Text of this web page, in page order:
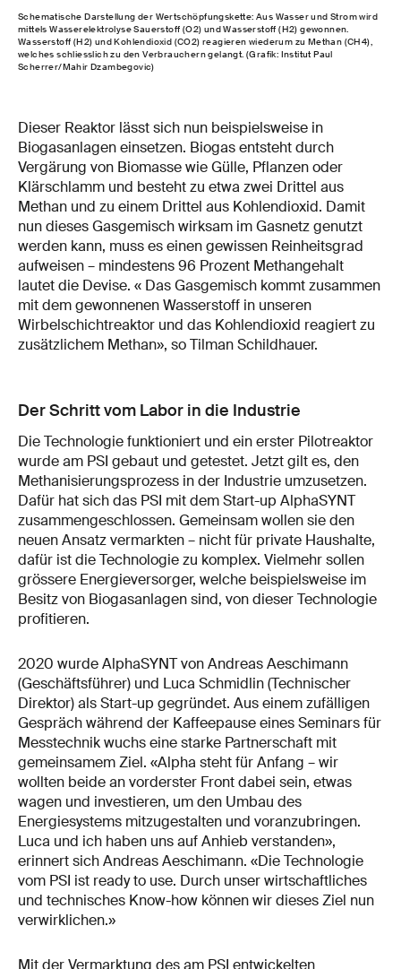
Schematische Darstellung der Wertschöpfungskette: Aus Wasser und Strom wird
mittels Wasserelektrolyse Sauerstoff (O2) und Wasserstoff (H2) gewonnen.
Wasserstoff (H2) und Kohlendioxid (CO2) reagieren wiederum zu Methan (CH4),
welches schliesslich zu den Verbrauchern gelangt. (Grafik: Institut Paul
Scherrer/Mahir Dzambegovic)
Dieser Reaktor lässt sich nun beispielsweise in
Biogasanlagen einsetzen. Biogas entsteht durch
Vergärung von Biomasse wie Gülle, Pflanzen oder
Klärschlamm und besteht zu etwa zwei Drittel aus
Methan und zu einem Drittel aus Kohlendioxid. Damit
nun dieses Gasgemisch wirksam im Gasnetz genutzt
werden kann, muss es einen gewissen Reinheitsgrad
aufweisen – mindestens 96 Prozent Methangehalt
lautet die Devise. « Das Gasgemisch kommt zusammen
mit dem gewonnenen Wasserstoff in unseren
Wirbelschichtreaktor und das Kohlendioxid reagiert zu
zusätzlichem Methan», so Tilman Schildhauer.
Der Schritt vom Labor in die Industrie
Die Technologie funktioniert und ein erster Pilotreaktor
wurde am PSI gebaut und getestet. Jetzt gilt es, den
Methanisierungsprozess in der Industrie umzusetzen.
Dafür hat sich das PSI mit dem Start-up AlphaSYNT
zusammengeschlossen. Gemeinsam wollen sie den
neuen Ansatz vermarkten – nicht für private Haushalte,
dafür ist die Technologie zu komplex. Vielmehr sollen
grössere Energieversorger, welche beispielsweise im
Besitz von Biogasanlagen sind, von dieser Technologie
profitieren.
2020 wurde AlphaSYNT von Andreas Aeschimann
(Geschäftsführer) und Luca Schmidlin (Technischer
Direktor) als Start-up gegründet. Aus einem zufälligen
Gespräch während der Kaffeepause eines Seminars für
Messtechnik wuchs eine starke Partnerschaft mit
gemeinsamem Ziel. «Alpha steht für Anfang – wir
wollten beide an vorderster Front dabei sein, etwas
wagen und investieren, um den Umbau des
Energiesystems mitzugestalten und voranzubringen.
Luca und ich haben uns auf Anhieb verstanden»,
erinnert sich Andreas Aeschimann. «Die Technologie
vom PSI ist ready to use. Durch unser wirtschaftliches
und technisches Know-how können wir dieses Ziel nun
verwirklichen.»
Mit der Vermarktung des am PSI entwickelten